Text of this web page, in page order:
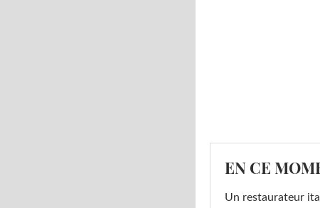
EN CE
Un restaurateur